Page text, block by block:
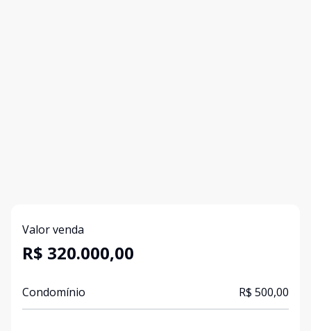
Valor venda
R$ 320.000,00
Condomínio R$ 500,00